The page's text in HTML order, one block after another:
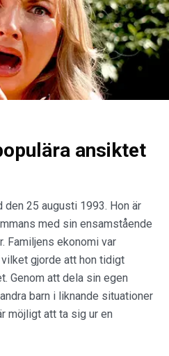
ansiktet
den 25 augusti 1993. Hon är
med sin ensamstående
Familjens ekonomi var
gjorde att hon tidigt
Genom att dela sin egen
barn i liknande situationer
möjligt att ta sig ur en